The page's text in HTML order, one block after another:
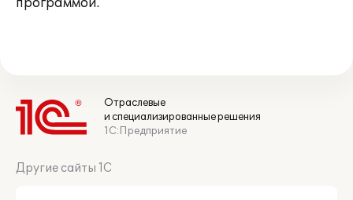
программой.
Отраслевые
и специализированные решения
1С:Предприятие
Другие сайты 1С